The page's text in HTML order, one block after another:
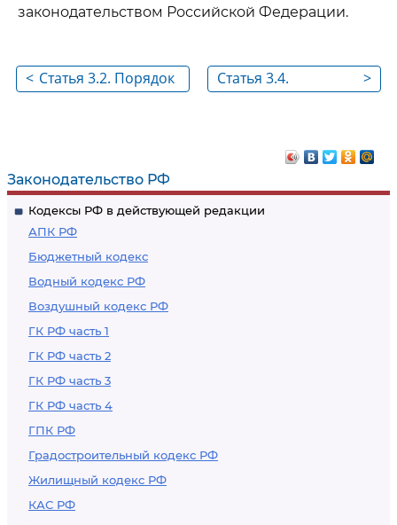
Законодательство РФ
Кодексы РФ в действующей редакции
АПК РФ
Бюджетный кодекс
Водный кодекс РФ
Воздушный кодекс РФ
ГК РФ часть 1
ГК РФ часть 2
ГК РФ часть 3
ГК РФ часть 4
ГПК РФ
Градостроительный кодекс РФ
Жилищный кодекс РФ
КАС РФ
законодательством Российской Федерации.
< Статья 3.2. Порядок
>
Статья 3.4.
конкурентной
электронной форме
и